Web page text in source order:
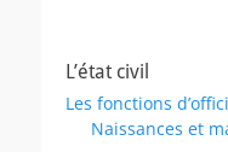
L’état civil
Les fonctions
Naissances et